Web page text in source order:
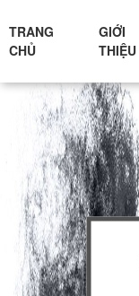
TRANG
CHỦ
GIỚI
THIỆU